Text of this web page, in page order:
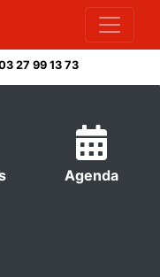
27 99 13 73
Agenda